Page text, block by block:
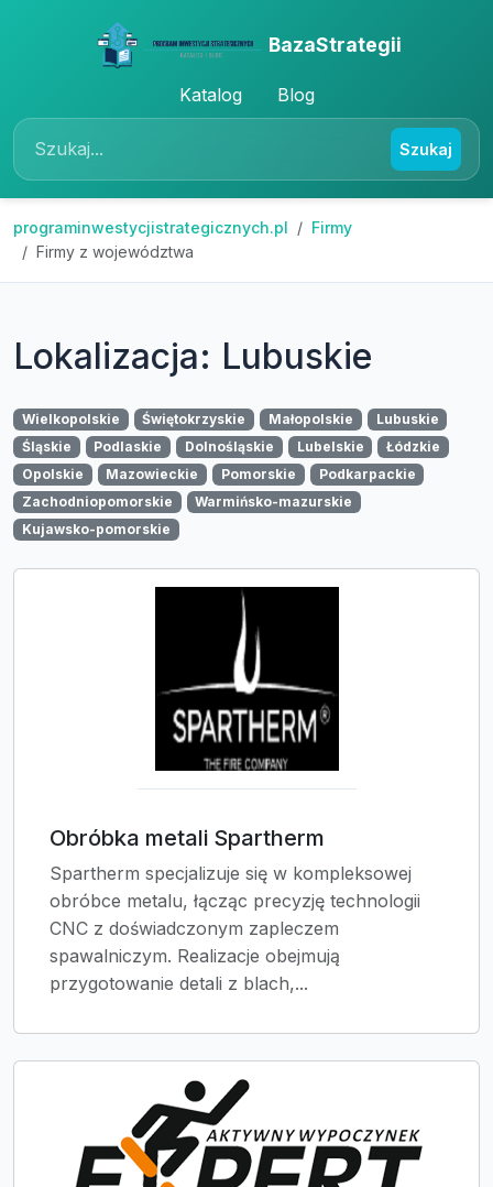
BazaStrategii
Katalog Blog
Szukaj
programinwestycjistrategicznych.pl
Firmy
Firmy z województwa
Lokalizacja: Lubuskie
Wielkopolskie Świętokrzyskie Małopolskie
Lubuskie
Śląskie
Podlaskie Dolnośląskie Lubelskie
Łódzkie
Opolskie
Mazowieckie Pomorskie
Podkarpackie
Zachodniopomorskie
Warmińsko-mazurskie
Kujawsko-pomorskie
Obróbka metali Spartherm
Spartherm specjalizuje się w kompleksowej
obróbce metalu, łącząc precyzję technologii
CNC z doświadczonym zapleczem
spawalniczym. Realizacje obejmują
przygotowanie detali z blach,...